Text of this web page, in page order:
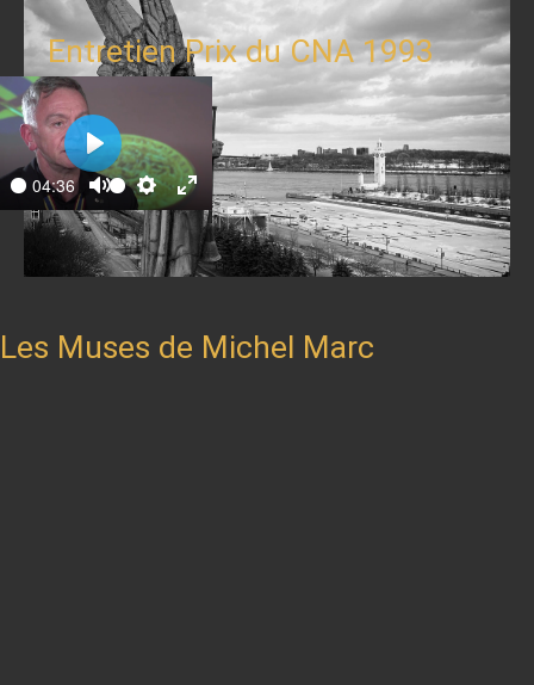
Entretien Prix du CNA 1993
04:36
Mute SettingsEnter
fullscreen
Play
Les Muses de Michel Marc